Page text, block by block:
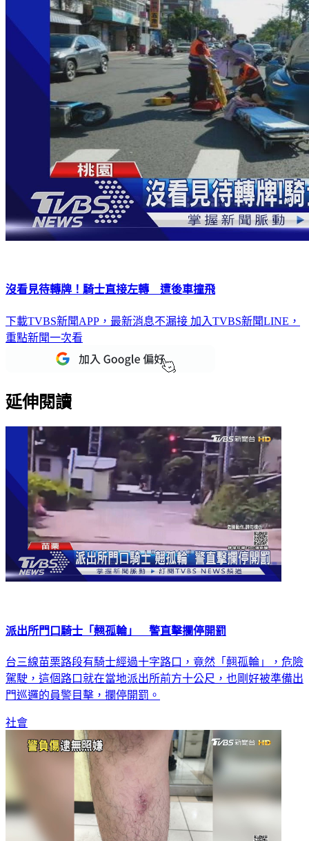
沒看見待轉牌！騎士直接左轉 遭後車撞飛
下載TVBS新聞APP，最新消息不漏接 加入TVBS新聞LINE，
重點新聞一次看
延伸閱讀
派出所門口騎士「翹孤輪」 警直擊攔停開罰
台三線苗栗路段有騎士經過十字路口，竟然「翹孤輪」，危險
駕駛，這個路口就在當地派出所前方十公尺，也剛好被準備出
門巡邏的員警目擊，攔停開罰。
社會